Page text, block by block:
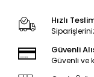
Hızlı
Güvenli
Güvenli ve